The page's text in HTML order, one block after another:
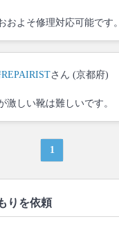
およそ修理対応可能です。
さん (京都府)
激しい靴は難しいです。
1
りを依頼